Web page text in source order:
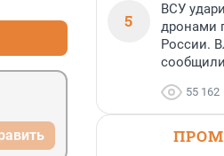
5
ВСУ
дронами
России.
55 162